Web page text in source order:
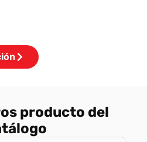
producto del